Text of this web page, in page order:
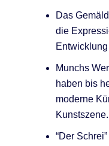
Das
die
Munchs
haben bis
moderne
Kunstszene.
“Der